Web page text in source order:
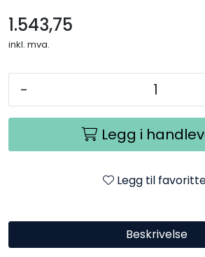
1.543,75
inkl. mva.
-
Legg i
Legg til
Beskrivelse